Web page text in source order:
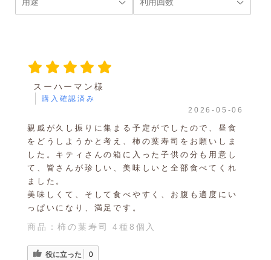
スーハーマン様
購入確認済み
2026-05-06
親戚が久し振りに集まる予定がでしたので、昼食
をどうしようかと考え、柿の葉寿司をお願いしま
した。キティさんの箱に入った子供の分も用意し
て、皆さんが珍しい、美味しいと全部食べてくれ
ました。
美味しくて、そして食べやすく、お腹も適度にい
っぱいになり、満足です。
商品：柿の葉寿司 4種8個入
役に立った 0